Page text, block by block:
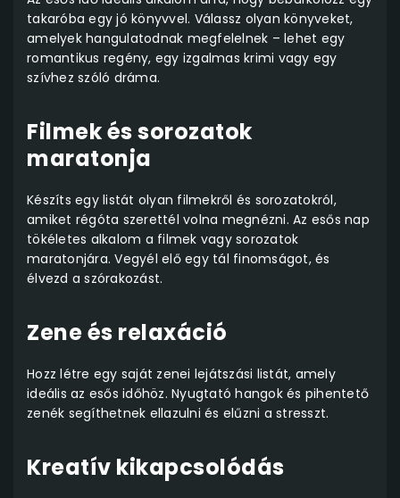
takaróba egy jó könyvvel. Válassz olyan könyveket,
amelyek hangulatodnak megfelelnek – lehet egy
romantikus regény, egy izgalmas krimi vagy egy
szívhez szóló dráma.
Filmek és sorozatok
maratonja
Készíts egy listát olyan filmekről és sorozatokról,
amiket régóta szerettél volna megnézni. Az esős nap
tökéletes alkalom a filmek vagy sorozatok
maratonjára. Vegyél elő egy tál finomságot, és
élvezd a szórakozást.
Zene és relaxáció
Hozz létre egy saját zenei lejátszási listát, amely
ideális az esős időhöz. Nyugtató hangok és pihentető
zenék segíthetnek ellazulni és elűzni a stresszt.
Kreatív kikapcsolódás